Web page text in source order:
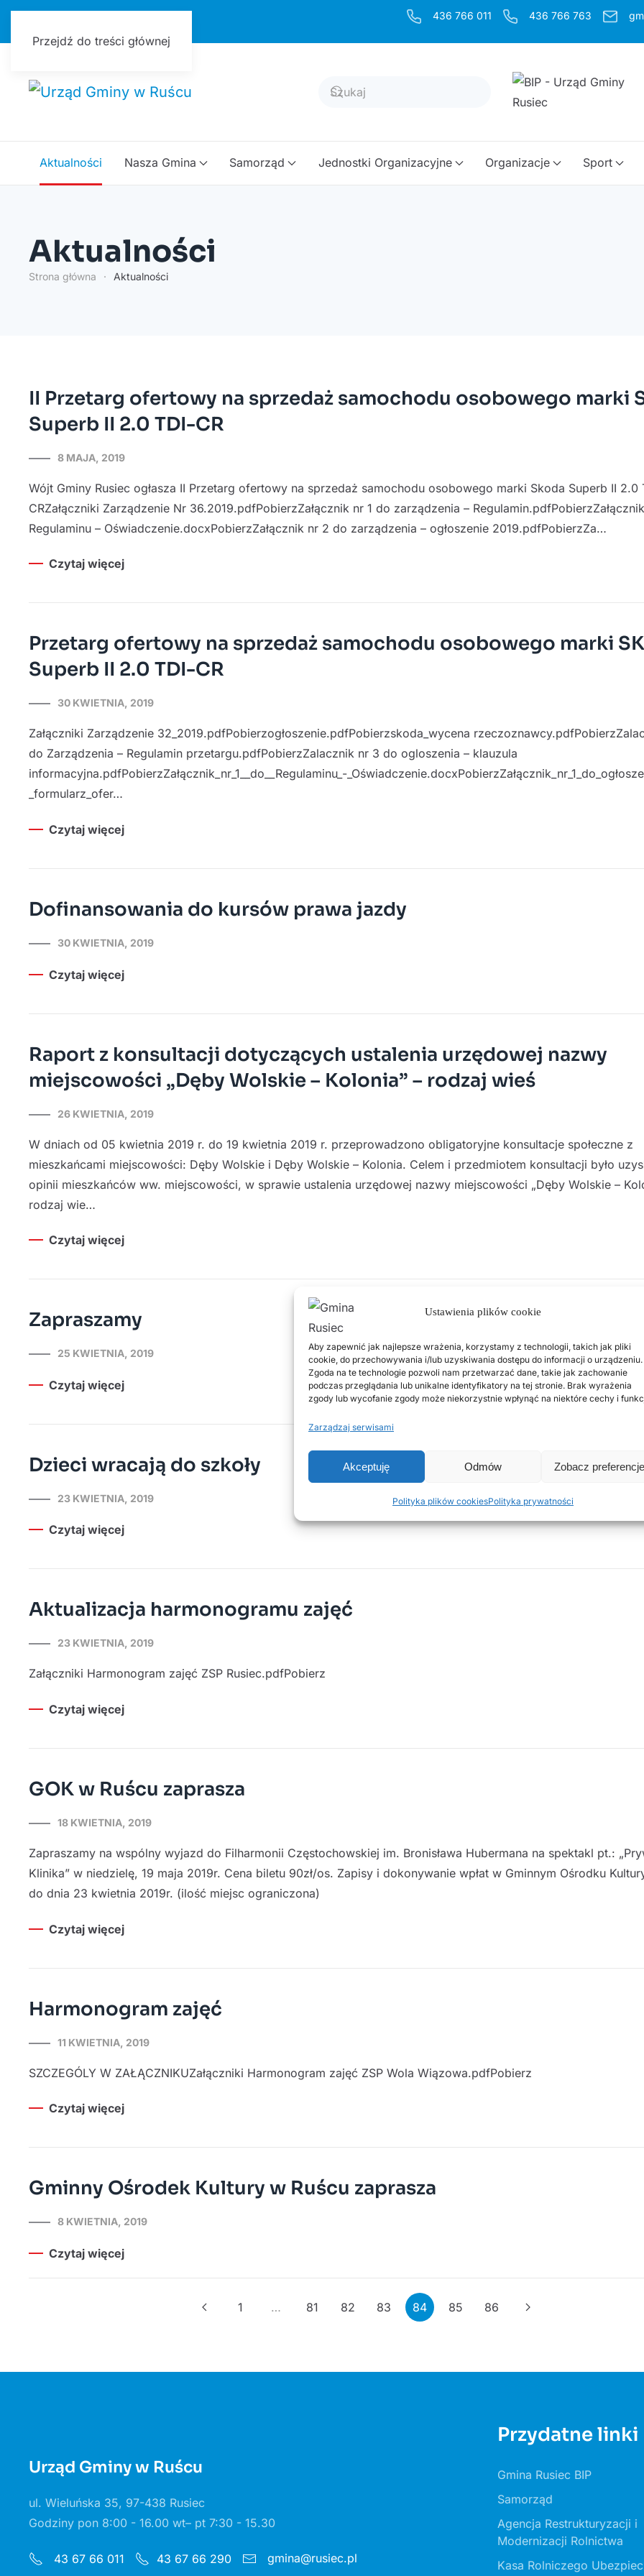
Ustawienia plików cookie
Aby zapewnić jak najlepsze wrażenia, korzystamy z technologii, takich jak pliki
cookie, do przechowywania i/lub uzyskiwania dostępu do informacji o urządzeniu.
Zgoda na te technologie pozwoli nam przetwarzać dane, takie jak zachowanie
podczas przeglądania lub unikalne identyfikatory na tej stronie. Brak wyrażenia
zgody lub wycofanie zgody może niekorzystnie wpłynąć na niektóre cechy i
Zarządzaj serwisami
Akceptuję Odmów Zobacz preferencje
Polityka plików cookiesPolityka prywatności
Przejdź do treści głównej
436 766 011 436 766 763
Aktualności Nasza Gmina Samorząd Jednostki Organizacyjne Organizacje Sport
Aktualności
Strona główna Aktualności
II Przetarg ofertowy na sprzedaż samochodu osobowego marki
Superb II 2.0 TDI-CR
8 MAJA, 2019
Wójt Gminy Rusiec ogłasza II Przetarg ofertowy na sprzedaż samochodu osobowego marki Skoda Superb II 2.0
CRZałączniki Zarządzenie Nr 36.2019.pdfPobierzZałącznik nr 1 do zarządzenia –
Regulaminu – Oświadczenie.docxPobierzZałącznik nr 2 do zarządzenia – ogłoszenie 2019.pdfPobierzZa…
Czytaj więcej
Przetarg ofertowy na sprzedaż samochodu osobowego marki
Superb II 2.0 TDI-CR
30 KWIETNIA, 2019
Załączniki Zarządzenie 32_2019.pdfPobierzogłoszenie.pdfPobierzskoda_wycena
do Zarządzenia – Regulamin przetargu.pdfPobierzZalacznik nr 3 do ogloszenia – klauzula
informacyjna.pdfPobierzZałącznik_nr_1__do__Regulaminu_-
_formularz_ofer…
Czytaj więcej
Dofinansowania do kursów prawa jazdy
30 KWIETNIA, 2019
Czytaj więcej
Raport z konsultacji dotyczących ustalenia urzędowej nazwy
miejscowości „Dęby Wolskie – Kolonia” – rodzaj wieś
26 KWIETNIA, 2019
W dniach od 05 kwietnia 2019 r. do 19 kwietnia 2019 r. przeprowadzono obligatoryjne konsultacje społeczne z
mieszkańcami miejscowości: Dęby Wolskie i Dęby Wolskie – Kolonia. Celem i przedmiotem konsultacji było
opinii mieszkańców ww. miejscowości, w sprawie ustalenia urzędowej nazwy miejscowości „Dęby Wolskie –
rodzaj wie…
Czytaj więcej
Zapraszamy
25 KWIETNIA, 2019
Czytaj więcej
Dzieci wracają do szkoły
23 KWIETNIA, 2019
Czytaj więcej
Aktualizacja harmonogramu zajęć
23 KWIETNIA, 2019
Załączniki Harmonogram zajęć ZSP Rusiec.pdfPobierz
Czytaj więcej
GOK w Ruścu zaprasza
18 KWIETNIA, 2019
Zapraszamy na wspólny wyjazd do Filharmonii Częstochowskiej im. Bronisława Hubermana na spektakl pt.:
Klinika” w niedzielę, 19 maja 2019r. Cena biletu 90zł/os. Zapisy i dokonywanie wpłat w Gminnym Ośrodku
do dnia 23 kwietnia 2019r. (ilość miejsc ograniczona)
Czytaj więcej
Harmonogram zajęć
11 KWIETNIA, 2019
SZCZEGÓLY W ZAŁĄCZNIKUZałączniki Harmonogram zajęć ZSP Wola Wiązowa.pdfPobierz
Czytaj więcej
Gminny Ośrodek Kultury w Ruścu zaprasza
8 KWIETNIA, 2019
Czytaj więcej
1 … 81 82 83 84 85 86
Urząd Gminy w Ruścu
ul. Wieluńska 35, 97-438 Rusiec
Godziny pon 8:00 - 16.00 wt– pt 7:30 - 15.30
43 67 66 011 43 67 66 290 gmina@rusiec.pl
Przydatne linki
Gmina Rusiec BIP
Samorząd
Agencja Restrukturyzacji i
Modernizacji Rolnictwa
Kasa Rolniczego